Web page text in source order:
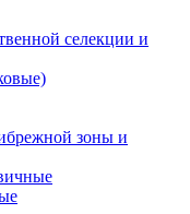
селекции и
зоны и